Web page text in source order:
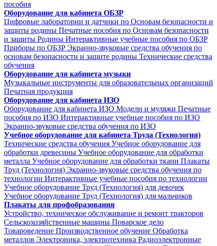
пособия
Оборудование для кабинета ОБЗР
Цифровые лаборатории и датчики по Основам безопасности и
защиты родины Печатные пособия по Основам безопасности
и защиты Родины Интерактивные учебные пособия по ОБЗР
Приборы по ОБЗР Экранно-звуковые средства обучения по
основам безопасности и защите родины Технические средства
обучения
Оборудование для кабинета музыки
Музыкальные инструменты для образовательных организаций
Печатная продукция
Оборудование для кабинета ИЗО
Оборудование для кабинета ИЗО Модели и муляжи Печатные
пособия по ИЗО Интерактивные учебные пособия по ИЗО
Экранно-звуковые средства обучения по ИЗО
Учебное оборудование для кабинета Труда (Технология)
Технические средства обучения Учебное оборудование для
обработки древесины Учебное оборудование для обработки
металла Учебное оборудование для обработки ткани Плакаты
Труд (Технология) Экранно-звуковые средства обучения по
технологии Интерактивные учебные пособия по технологии
Учебное оборудование Труд (Технология) для девочек
Учебное оборудование Труд (Технология) для мальчиков
Плакаты для профобразования
Устройство, техническое обслуживание и ремонт тракторов
Сельскохозяйственные машины Поварское дело
Товароведение Производственное обучение Обработка
металлов Электроника, электротехника Радиоэлектронные